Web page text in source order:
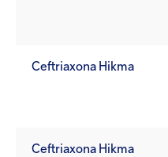
Ceftriaxona Hikma
Ceftriaxona Hikma